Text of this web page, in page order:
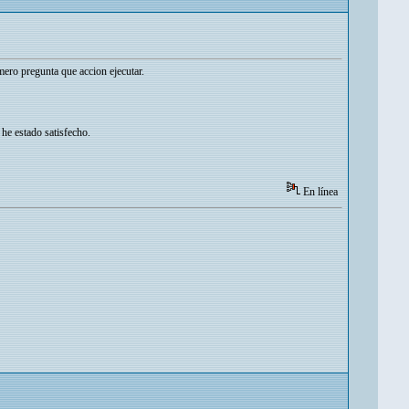
pregunta que accion ejecutar.
estado satisfecho.
En línea